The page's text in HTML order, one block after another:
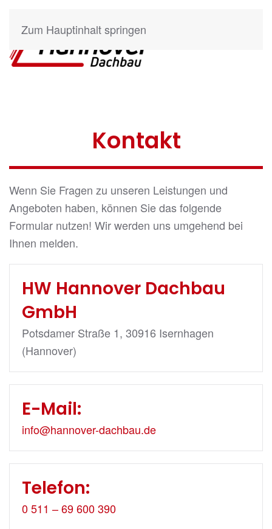
Zum Hauptinhalt springen
Kontakt
Wenn Sie Fragen zu unseren Leistungen und
Angeboten haben, können Sie das folgende
Formular nutzen! Wir werden uns umgehend bei
Ihnen melden.
HW Hannover Dachbau
GmbH
Potsdamer Straße 1, 30916 Isernhagen
(Hannover)
E-Mail:
info@hannover-dachbau.de
Telefon:
0 511 – 69 600 390